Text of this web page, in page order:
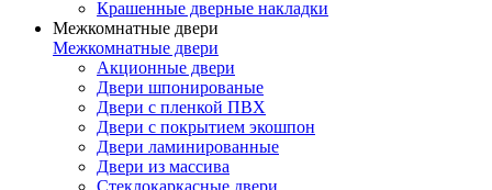
Крашенные дверные накладки
Межкомнатные двери
Межкомнатные двери
Акционные двери
Двери шпонированые
Двери с пленкой ПВХ
Двери с покрытием экошпон
Двери ламинированные
Двери из массива
Стеклокаркасные двери